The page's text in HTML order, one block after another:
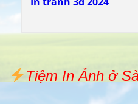
Tiệm In Ảnh ở